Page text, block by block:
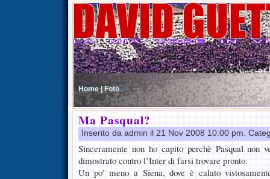
Home | Foto
Ma Pasqual?
Inserito da admin il 21 Nov 2008 10:00 pm.
Sinceramente non ho capito perchè Pasqual non
dimostrato contro l’Inter di farsi trovare pronto.
Un po’ meno a Siena, dove è calato